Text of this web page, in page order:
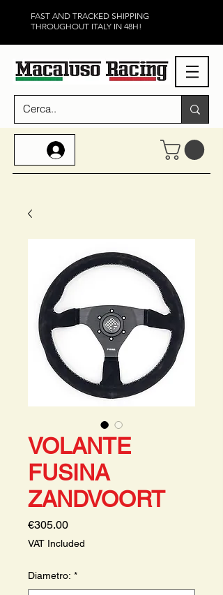
FAST AND TRACKED SHIPPING
THROUGHOUT ITALY IN 48H!
VOLANTE
FUSINA
ZANDVOORT
€305.00Price
VAT Included
Diametro: *